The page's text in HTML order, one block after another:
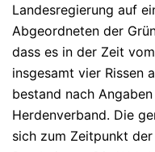
Landesregierung auf
Abgeordneten der
dass es in der Zeit
insgesamt vier Rissen
bestand nach
Herdenverband. Die
sich zum Zeitpunkt